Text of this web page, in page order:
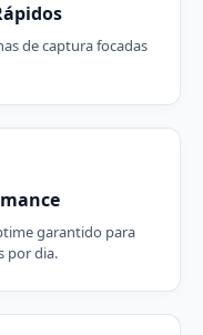
de captura focadas
garantido para
por dia.